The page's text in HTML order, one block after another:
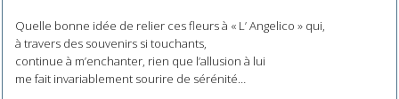
Quelle bonne idée de relier ces fleurs à « L’ Angelico » qui,
à travers des souvenirs si touchants,
continue à m’enchanter, rien que l’allusion à lui
me fait invariablement sourire de sérénité…